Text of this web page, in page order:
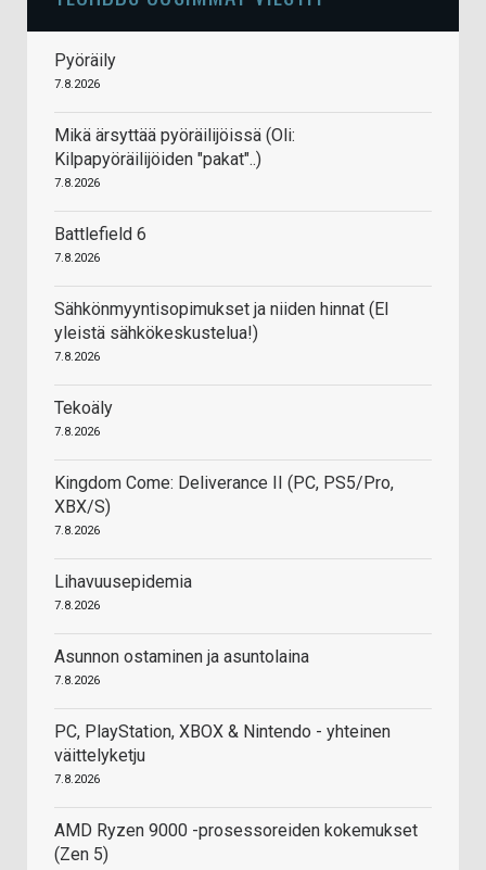
Pyöräily
7.8.2026
Mikä ärsyttää pyöräilijöissä (Oli:
Kilpapyöräilijöiden "pakat"..)
7.8.2026
Battlefield 6
7.8.2026
Sähkönmyyntisopimukset ja niiden hinnat (EI
yleistä sähkökeskustelua!)
7.8.2026
Tekoäly
7.8.2026
Kingdom Come: Deliverance II (PC, PS5/Pro,
XBX/S)
7.8.2026
Lihavuusepidemia
7.8.2026
Asunnon ostaminen ja asuntolaina
7.8.2026
PC, PlayStation, XBOX & Nintendo - yhteinen
väittelyketju
7.8.2026
AMD Ryzen 9000 -prosessoreiden kokemukset
(Zen 5)